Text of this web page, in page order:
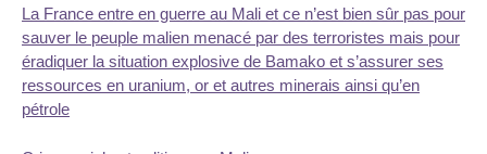
La France entre en guerre au Mali et ce n’est bien sûr pas pour
sauver le peuple malien menacé par des terroristes mais pour
éradiquer la situation explosive de Bamako et s’assurer ses
ressources en uranium, or et autres minerais ainsi qu’en
pétrole